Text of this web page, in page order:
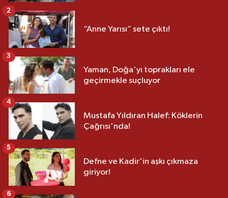
“Anne Yarısı” sete çıktı!
2
Yaman, Doğa'yı toprakları ele
geçirmekle suçluyor
3
Mustafa Yıldıran Halef: Köklerin
Çağrısı'nda!
4
Defne ve Kadir'in aşkı çıkmaza
giriyor!
5
6